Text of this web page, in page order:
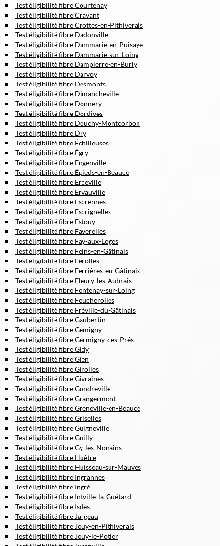
Test éligibilité fibre Courtenay
Test éligibilité fibre Cravant
Test éligibilité fibre Crottes-en-Pithiverais
Test éligibilité fibre Dadonville
Test éligibilité fibre Dammarie-en-Puisaye
Test éligibilité fibre Dammarie-sur-Loing
Test éligibilité fibre Dampierre-en-Burly
Test éligibilité fibre Darvoy
Test éligibilité fibre Desmonts
Test éligibilité fibre Dimancheville
Test éligibilité fibre Donnery
Test éligibilité fibre Dordives
Test éligibilité fibre Douchy-Montcorbon
Test éligibilité fibre Dry
Test éligibilité fibre Échilleuses
Test éligibilité fibre Égry
Test éligibilité fibre Engenville
Test éligibilité fibre Épieds-en-Beauce
Test éligibilité fibre Erceville
Test éligibilité fibre Ervauville
Test éligibilité fibre Escrennes
Test éligibilité fibre Escrignelles
Test éligibilité fibre Estouy
Test éligibilité fibre Faverelles
Test éligibilité fibre Fay-aux-Loges
Test éligibilité fibre Feins-en-Gâtinais
Test éligibilité fibre Férolles
Test éligibilité fibre Ferrières-en-Gâtinais
Test éligibilité fibre Fleury-les-Aubrais
Test éligibilité fibre Fontenay-sur-Loing
Test éligibilité fibre Foucherolles
Test éligibilité fibre Fréville-du-Gâtinais
Test éligibilité fibre Gaubertin
Test éligibilité fibre Gémigny
Test éligibilité fibre Germigny-des-Prés
Test éligibilité fibre Gidy
Test éligibilité fibre Gien
Test éligibilité fibre Girolles
Test éligibilité fibre Givraines
Test éligibilité fibre Gondreville
Test éligibilité fibre Grangermont
Test éligibilité fibre Greneville-en-Beauce
Test éligibilité fibre Griselles
Test éligibilité fibre Guigneville
Test éligibilité fibre Guilly
Test éligibilité fibre Gy-les-Nonains
Test éligibilité fibre Huêtre
Test éligibilité fibre Huisseau-sur-Mauves
Test éligibilité fibre Ingrannes
Test éligibilité fibre Ingré
Test éligibilité fibre Intville-la-Guétard
Test éligibilité fibre Isdes
Test éligibilité fibre Jargeau
Test éligibilité fibre Jouy-en-Pithiverais
Test éligibilité fibre Jouy-le-Potier